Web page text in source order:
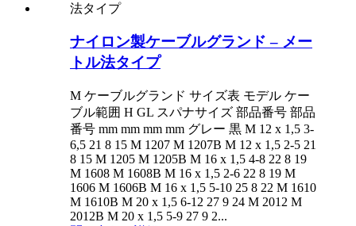
ナイロン製ケーブルグランド – メー
トル法タイプ
M ケーブルグランド サイズ表 モデル ケー
ブル範囲 H GL スパナサイズ 部品番号 部品
番号 mm mm mm mm グレー 黒 M 12 x 1,5 3-
6,5 21 8 15 M 1207 M 1207B M 12 x 1,5 2-5 21
8 15 M 1205 M 1205B M 16 x 1,5 4-8 22 8 19
M 1608 M 1608B M 16 x 1,5 2-6 22 8 19 M
1606 M 1606B M 16 x 1,5 5-10 25 8 22 M 1610
M 1610B M 20 x 1,5 6-12 27 9 24 M 2012 M
2012B M 20 x 1,5 5-9 27 9 2...